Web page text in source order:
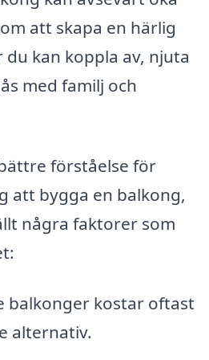
att skapa en härlig
kan koppla av, njuta
med familj och
förståelse för
att bygga en balkong,
några faktorer som
balkonger kostar oftast
alternativ.